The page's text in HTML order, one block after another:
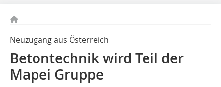
Neuzugang aus Österreich
Betontechnik wird Teil der
Mapei Gruppe